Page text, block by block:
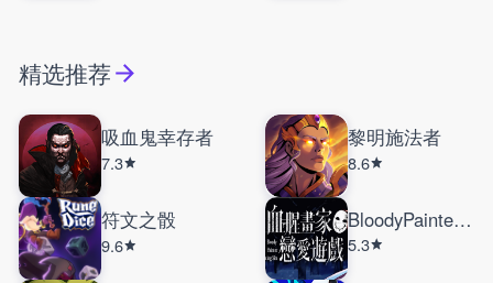
精选推荐
吸血鬼幸存者
7.3
黎明施法者
8.6
符文之骰
9.6
BloodyPainterDatingSim
5.3